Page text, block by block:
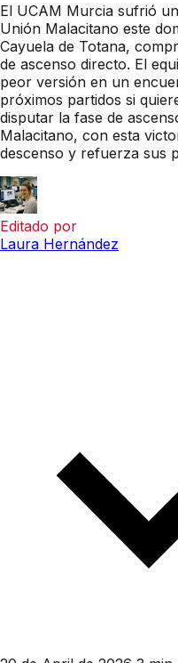
El UCAM Murcia sufrió
Unión Malacitano este
Cayuela de Totana,
de ascenso directo. El
peor versión en un
próximos partidos si
disputar la fase de
Malacitano, con esta
descenso y refuerza sus
Editado por
Laura Hernández